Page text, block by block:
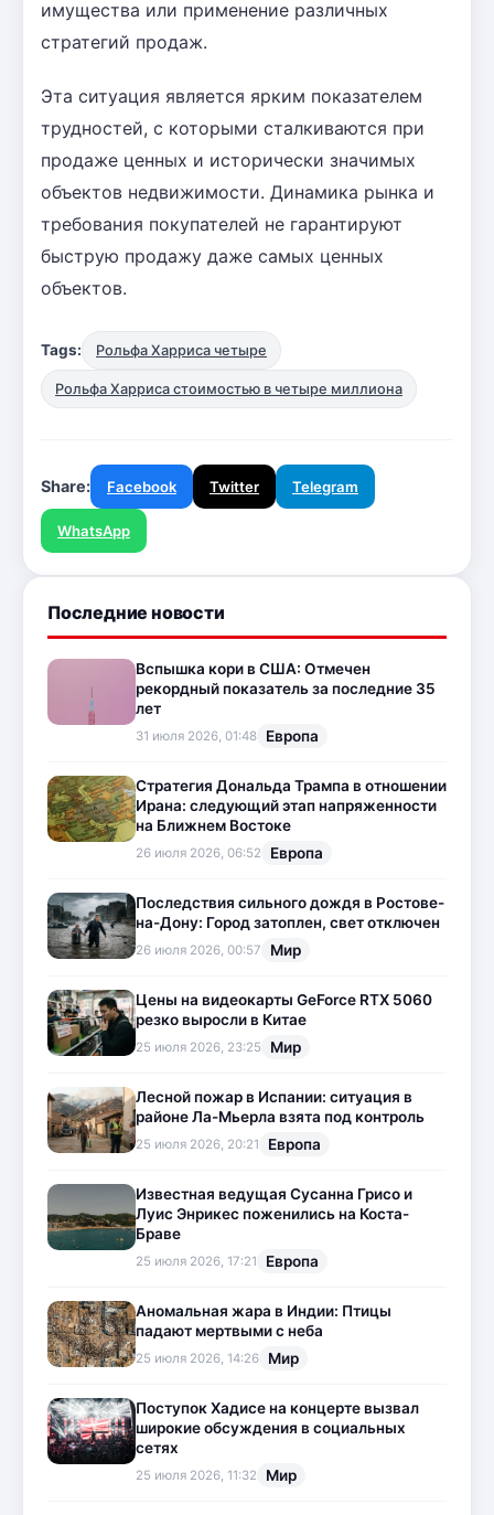
имущества или применение различных
стратегий продаж.
Эта ситуация является ярким показателем
трудностей, с которыми сталкиваются при
продаже ценных и исторически значимых
объектов недвижимости. Динамика рынка и
требования покупателей не гарантируют
быструю продажу даже самых ценных
объектов.
Tags: Рольфа Харриса четыре
Рольфа Харриса стоимостью в четыре миллиона
Share: Facebook Twitter Telegram
WhatsApp
Последние новости
Вспышка кори в США: Отмечен
рекордный показатель за последние 35
лет
31 июля 2026, 01:48 Европа
Стратегия Дональда Трампа в отношении
Ирана: следующий этап напряженности
на Ближнем Востоке
26 июля 2026, 06:52 Европа
Последствия сильного дождя в Ростове-
на-Дону: Город затоплен, свет отключен
26 июля 2026, 00:57 Мир
Цены на видеокарты GeForce RTX 5060
резко выросли в Китае
25 июля 2026, 23:25 Мир
Лесной пожар в Испании: ситуация в
районе Ла-Мьерла взята под контроль
25 июля 2026, 20:21 Европа
Известная ведущая Сусанна Грисо и
Луис Энрикес поженились на Коста-
Браве
25 июля 2026, 17:21 Европа
Аномальная жара в Индии: Птицы
падают мертвыми с неба
25 июля 2026, 14:26 Мир
Поступок Хадисе на концерте вызвал
широкие обсуждения в социальных
сетях
25 июля 2026, 11:32 Мир